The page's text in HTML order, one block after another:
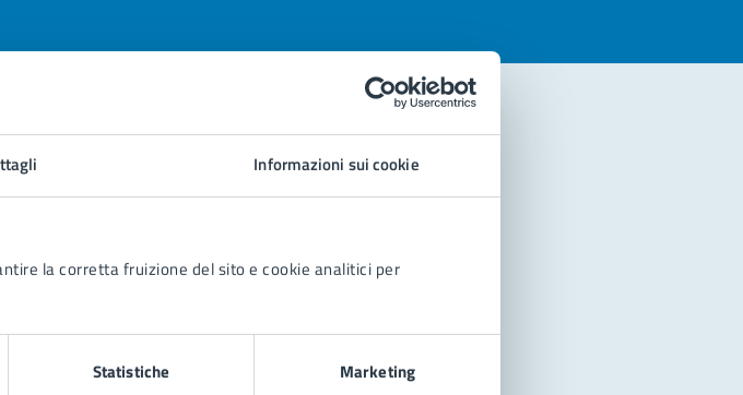
Informazioni sui cookie
la corretta fruizione del sito e cookie analitici per
Statistiche Marketing